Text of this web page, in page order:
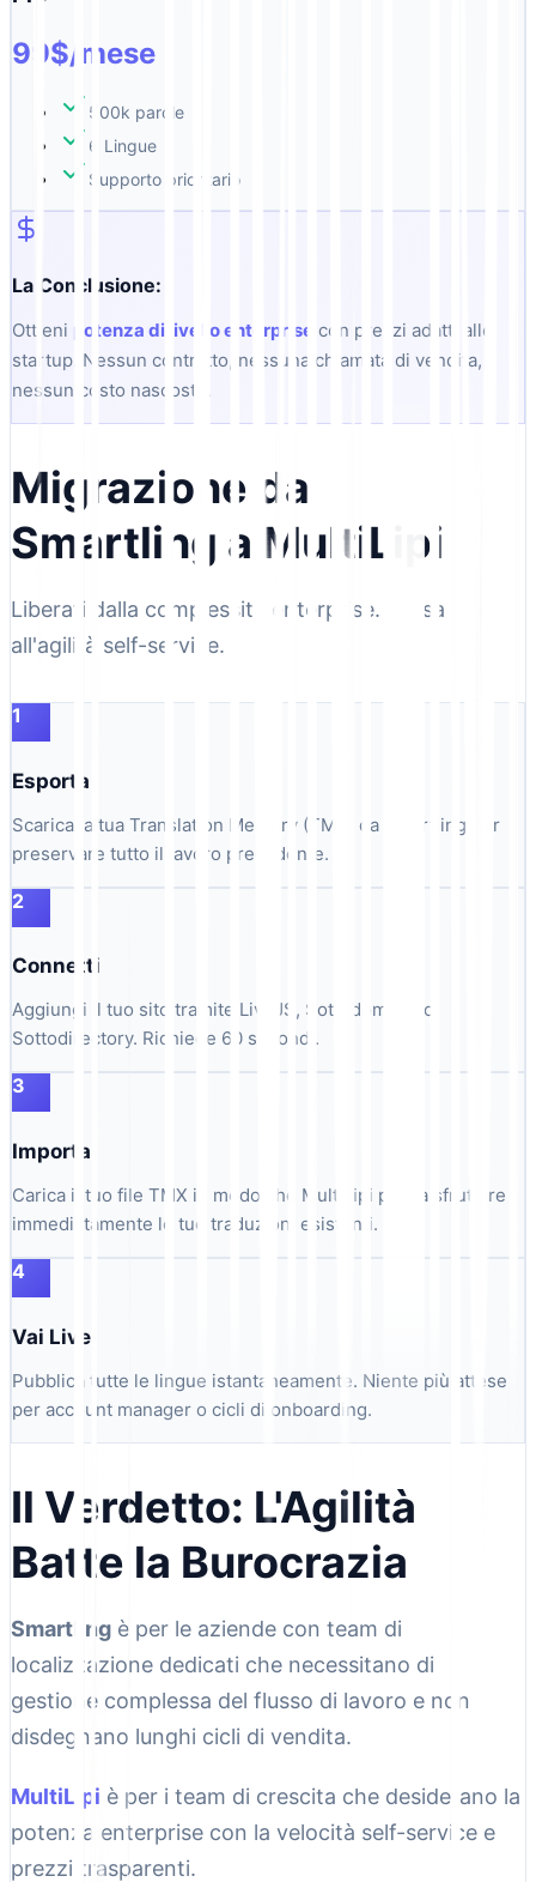
99$/mese
500k parole
6 Lingue
Supporto prioritario
La Conclusione:
Ottieni potenza di livello enterprise con prezzi adatti alle
startup. Nessun contratto, nessuna chiamata di vendita,
nessun costo nascosto.
Migrazione da
Smartling a MultiLipi
Liberati dalla complessità enterprise. Passa
all'agilità self-service.
1
Esporta
Scarica la tua Translation Memory (TMX) da Smartling per
preservare tutto il lavoro precedente.
2
Connetti
Aggiungi il tuo sito tramite LiveJS, Sottodominio o
Sottodirectory. Richiede 60 secondi.
3
Importa
Carica il tuo file TMX in modo che MultiLipi possa sfruttare
immediatamente le tue traduzioni esistenti.
4
Vai Live
Pubblica tutte le lingue istantaneamente. Niente più attese
per account manager o cicli di onboarding.
Il Verdetto: L'Agilità
Batte la Burocrazia
Smartling è per le aziende con team di
localizzazione dedicati che necessitano di
gestione complessa del flusso di lavoro e non
disdegnano lunghi cicli di vendita.
MultiLipi è per i team di crescita che desiderano la
potenza enterprise con la velocità self-service e
prezzi trasparenti.